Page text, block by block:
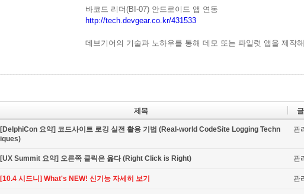
바코드 리더(BI-07) 안드로이드 앱 연동
http://tech.devgear.co.kr/431533
데브기어의 기술과 노하우를 통해 데모 또는 파일럿 앱을 제작
제목
[DelphiCon 요약] 코드사이트 로깅 실전 활용 기법 (Real-world CodeSite Logging Techn
iques)
관
[UX Summit 요약] 오른쪽 클릭은 옳다 (Right Click is Right) 관
[10.4 시드니] What's NEW! 신기능 자세히 보기 관